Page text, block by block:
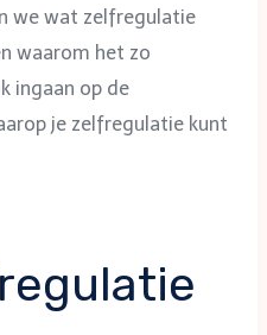
we wat zelfregulatie
waarom het zo
ingaan op de
je zelfregulatie kunt